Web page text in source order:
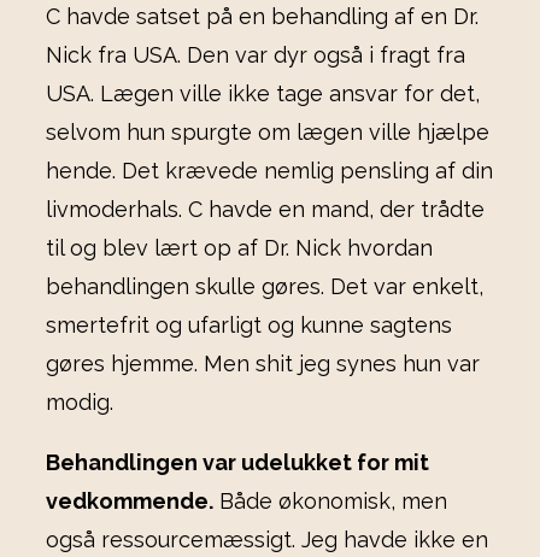
C havde satset på en behandling af en Dr.
Nick fra USA. Den var dyr også i fragt fra
USA. Lægen ville ikke tage ansvar for det,
selvom hun spurgte om lægen ville hjælpe
hende. Det krævede nemlig pensling af din
livmoderhals. C havde en mand, der trådte
til og blev lært op af Dr. Nick hvordan
behandlingen skulle gøres. Det var enkelt,
smertefrit og ufarligt og kunne sagtens
gøres hjemme. Men shit jeg synes hun var
modig.
Behandlingen var udelukket for mit
vedkommende. Både økonomisk, men
også ressourcemæssigt. Jeg havde ikke en